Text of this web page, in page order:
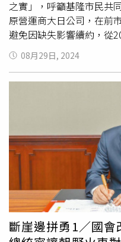
之實」，呼籲基隆市民共
原營運商大日公司，在前
避免因缺失影響續約，從
姓臨時人員，檢方將大日
條例等罪嫌起訴。針對前
檢方起訴文件「終於還前
基隆市長任內，林右昌的
謝要道歉什麼「簡直笑死
地步？林右昌更不能躲在
來面對並道歉。王鴻薇強
車場的經營權而起，當時
國樑市府收回東岸停車場
責訴訟上，基隆市府都完
由，已經被檢方證實完全
惡罷？」。台北市議員柳
還特別成立了一間「小英
08月29日, 2024
斷崖邊拼勇1／國